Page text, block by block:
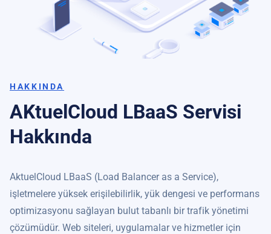
HAKKINDA
AKtuelCloud LBaaS Servisi
Hakkında
AktuelCloud LBaaS (Load Balancer as a Service),
işletmelere yüksek erişilebilirlik, yük dengesi ve performans
optimizasyonu sağlayan bulut tabanlı bir trafik yönetimi
çözümüdür. Web siteleri, uygulamalar ve hizmetler için